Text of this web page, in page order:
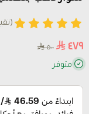
٤٧٩
٥٠٠
متوفر